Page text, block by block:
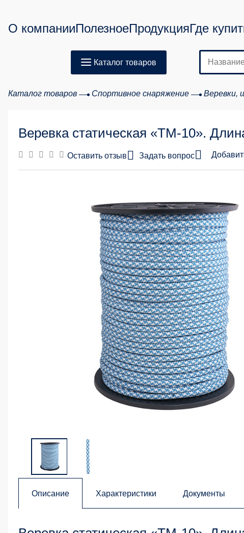
О компанииПолезноеПродукцияГде
Каталог товаров
Каталог товаров Спортивное снаряжение Веревки,
Веревка статическая «ТМ-10».
Оставить отзыв Задать вопрос
Описание Характеристики Документы